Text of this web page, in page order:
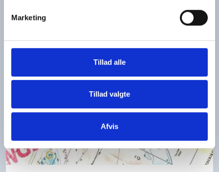
Marketing
Tillad alle
Tillad valgte
Afvis
lærerig klubaften, hvor sikkerhed til søs er i fokus.